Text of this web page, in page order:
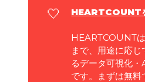
🤍 HEARTCOUNT
HEARTCOUNT
まで、用途に応じ
るデータ可視化
です。まずは無